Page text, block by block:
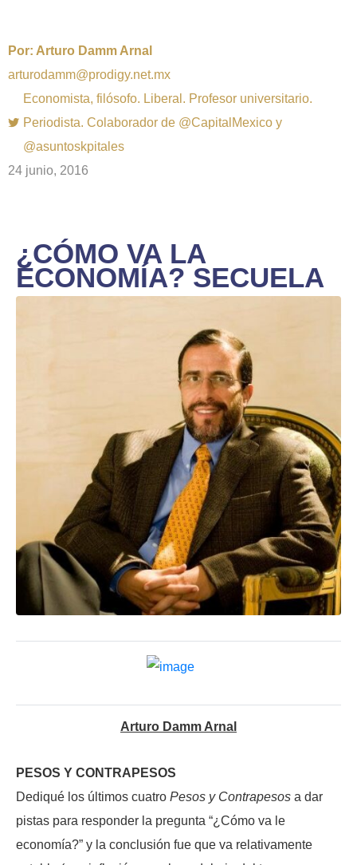
Por: Arturo Damm Arnal
arturodamm@prodigy.net.mx
Economista, filósofo. Liberal. Profesor universitario.
Periodista. Colaborador de @CapitalMexico y
@asuntoskpitales
24 junio, 2016
¿CÓMO VA LA
ECONOMÍA? SECUELA
Arturo Damm Arnal
PESOS Y CONTRAPESOS
Dediqué los últimos cuatro Pesos y Contrapesos a dar
pistas para responder la pregunta “¿Cómo va le
economía?” y la conclusión fue que va relativamente